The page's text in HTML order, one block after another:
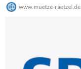
www.muetze-raetzel.de